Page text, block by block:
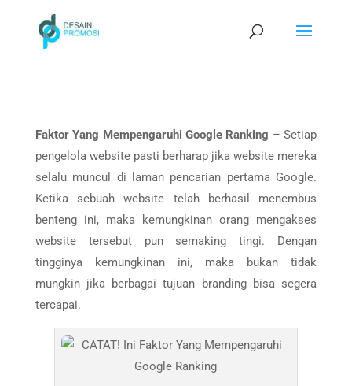
Faktor Yang Mempengaruhi Google Ranking – Setiap
pengelola website pasti berharap jika website mereka
selalu muncul di laman pencarian pertama Google.
Ketika sebuah website telah berhasil menembus
benteng ini, maka kemungkinan orang mengakses
website tersebut pun semaking tingi. Dengan
tingginya kemungkinan ini, maka bukan tidak
mungkin jika berbagai tujuan branding bisa segera
tercapai.